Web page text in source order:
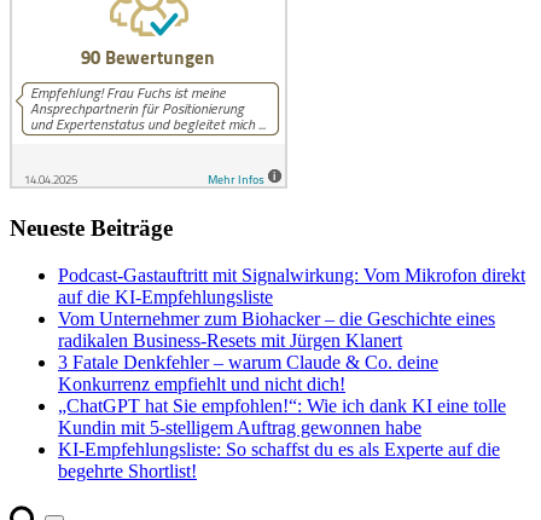
Neueste Beiträge
Podcast-Gastauftritt mit Signalwirkung: Vom Mikrofon direkt
auf die KI-Empfehlungsliste
Vom Unternehmer zum Biohacker – die Geschichte eines
radikalen Business-Resets mit Jürgen Klanert
3 Fatale Denkfehler – warum Claude & Co. deine
Konkurrenz empfiehlt und nicht dich!
„ChatGPT hat Sie empfohlen!“: Wie ich dank KI eine tolle
Kundin mit 5-stelligem Auftrag gewonnen habe
KI-Empfehlungsliste: So schaffst du es als Experte auf die
begehrte Shortlist!